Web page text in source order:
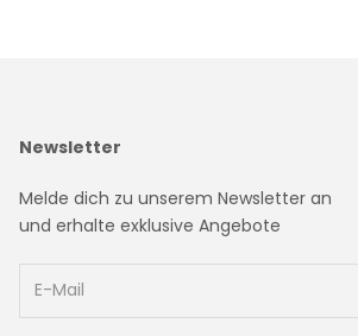
Newsletter
Melde dich zu unserem Newsletter an
und erhalte exklusive Angebote